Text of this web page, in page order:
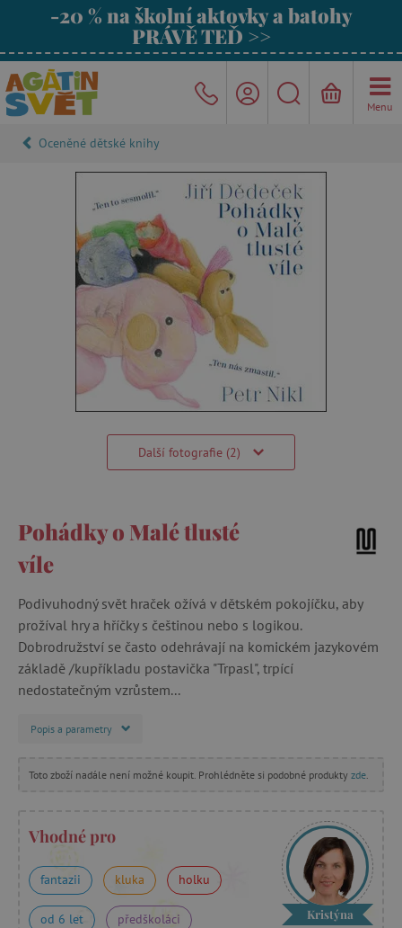
-20 % na školní aktovky a batohy
PRÁVĚ TEĎ >>
Menu
Oceněné dětské knihy
Další fotografie (2)
Pohádky o Malé tlusté
víle
Podivuhodný svět hraček ožívá v dětském pokojíčku, aby
prožíval hry a hříčky s češtinou nebo s logikou.
Dobrodružství se často odehrávají na komickém jazykovém
základě /kupříkladu postavička "Trpasl", trpící
nedostatečným vzrůstem...
Popis a parametry
Toto zboží nadále není možné koupit. Prohlédněte si podobné produkty zde
Vhodné pro
fantazii kluka holku
od 6 let předškoláci Kristýna